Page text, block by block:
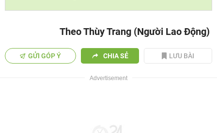
Theo Thùy Trang (Người Lao Động)
GỬI GÓP Ý CHIA SẺ LƯU BÀI